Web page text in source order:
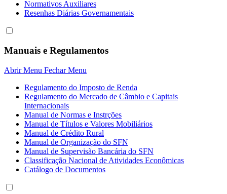
Normativos Auxiliares
Resenhas Diárias Governamentais
Manuais e Regulamentos
Abrir Menu Fechar Menu
Regulamento do Imposto de Renda
Regulamento do Mercado de Câmbio e Capitais
Internacionais
Manual de Normas e Instrções
Manual de Títulos e Valores Mobiliários
Manual de Crédito Rural
Manual de Organização do SFN
Manual de Supervisão Bancária do SFN
Classificação Nacional de Atividades Econômicas
Catálogo de Documentos